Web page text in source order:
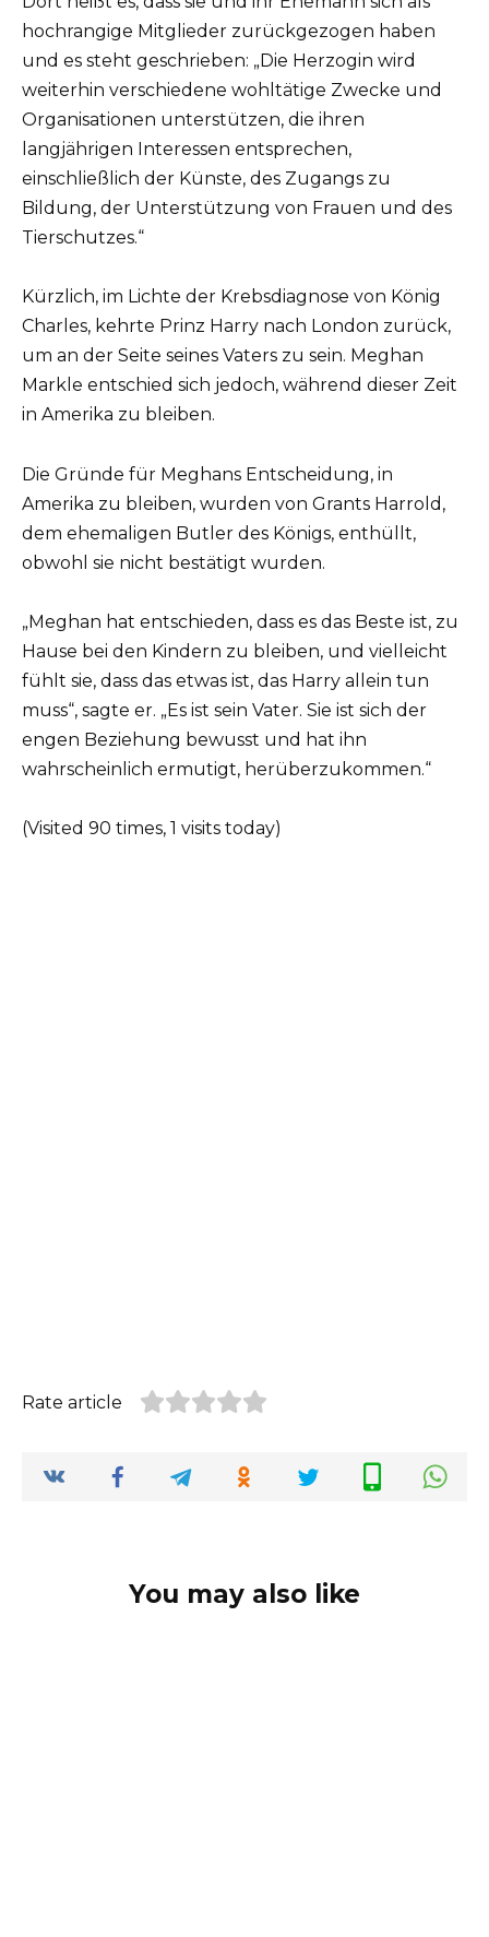
hochrangige Mitglieder zurückgezogen haben
und es steht geschrieben: „Die Herzogin wird
weiterhin verschiedene wohltätige Zwecke und
Organisationen unterstützen, die ihren
langjährigen Interessen entsprechen,
einschließlich der Künste, des Zugangs zu
Bildung, der Unterstützung von Frauen und des
Tierschutzes.“
Kürzlich, im Lichte der Krebsdiagnose von König
Charles, kehrte Prinz Harry nach London zurück,
um an der Seite seines Vaters zu sein. Meghan
Markle entschied sich jedoch, während dieser Zeit
in Amerika zu bleiben.
Die Gründe für Meghans Entscheidung, in
Amerika zu bleiben, wurden von Grants Harrold,
dem ehemaligen Butler des Königs, enthüllt,
obwohl sie nicht bestätigt wurden.
„Meghan hat entschieden, dass es das Beste ist, zu
Hause bei den Kindern zu bleiben, und vielleicht
fühlt sie, dass das etwas ist, das Harry allein tun
muss“, sagte er. „Es ist sein Vater. Sie ist sich der
engen Beziehung bewusst und hat ihn
wahrscheinlich ermutigt, herüberzukommen.“
(Visited 90 times, 1 visits today)
Rate article
You may also like